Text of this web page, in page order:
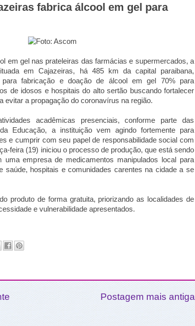
fabrica álcool em gel para
em gel nas prateleiras das farmácias e supermercados, a
em Cajazeiras, há 485 km da capital paraibana,
para fabricação e doação de álcool em gel 70% para
de idosos e hospitais do alto sertão buscando fortalecer
evitar a propagação do coronavírus na região.
acadêmicas presenciais, conforme parte das
Educação, a instituição vem agindo fortemente para
e cumprir com seu papel de responsabilidade social com
feira (19) iniciou o processo de produção, que está sendo
uma empresa de medicamentos manipulados local para
saúde, hospitais e comunidades carentes na cidade a se
produto de forma gratuita, priorizando as localidades de
e vulnerabilidade apresentados.
Postagem mais antiga